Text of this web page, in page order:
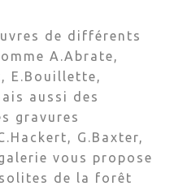
de différents
A.Abrate,
E.Bouillette,
aussi des
gravures
G.Baxter,
vous propose
de la forêt